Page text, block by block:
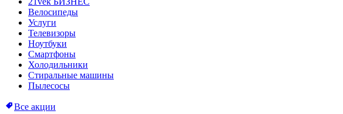
Велосипеды
Услуги
Телевизоры
Ноутбуки
Смартфоны
Холодильники
Стиральные машины
Пылесосы
Все акции